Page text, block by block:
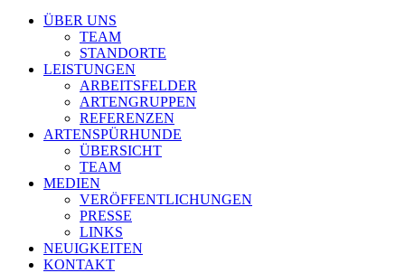
ÜBER UNS
TEAM
STANDORTE
LEISTUNGEN
ARBEITSFELDER
ARTENGRUPPEN
REFERENZEN
ARTENSPÜRHUNDE
ÜBERSICHT
TEAM
MEDIEN
VERÖFFENTLICHUNGEN
PRESSE
LINKS
NEUIGKEITEN
KONTAKT